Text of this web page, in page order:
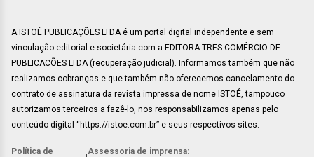
A ISTOÉ PUBLICAÇÕES LTDA é um portal digital independente e sem
vinculação editorial e societária com a EDITORA TRES COMÉRCIO DE
PUBLICACÕES LTDA (recuperação judicial). Informamos também que não
realizamos cobranças e que também não oferecemos cancelamento do
contrato de assinatura da revista impressa de nome ISTOÉ, tampouco
autorizamos terceiros a fazê-lo, nos responsabilizamos apenas pelo
conteúdo digital “https://istoe.com.br” e seus respectivos sites.
Política de Assessoria de imprensa: